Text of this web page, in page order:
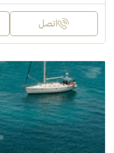
اتصل